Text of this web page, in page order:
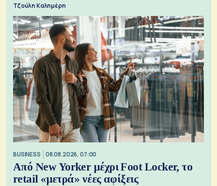
Τζούλη Καλημέρη
BUSINESS 08.08.2026, 07:00
Από New Yorker μέχρι Foot Locker, το
retail «μετρά» νέες αφίξεις